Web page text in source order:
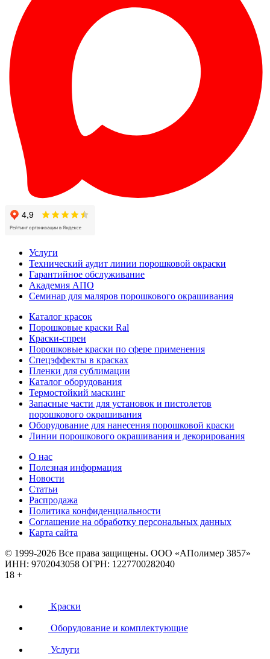
Услуги
Технический аудит линии порошковой окраски
Гарантийное обслуживание
Академия АПО
Семинар для маляров порошкового окрашивания
Каталог красок
Порошковые краски Ral
Краски-спреи
Порошковые краски по сфере применения
Спецэффекты в красках
Пленки для сублимации
Каталог оборудования
Термостойкий маскинг
Запасные части для установок и пистолетов
порошкового окрашивания
Оборудование для нанесения порошковой краски
Линии порошкового окрашивания и декорирования
О нас
Полезная информация
Новости
Статьи
Распродажа
Политика конфиденциальности
Соглашение на обработку персональных данных
Карта сайта
© 1999-2026 Все права защищены. ООО «АПолимер 3857»
ИНН: 9702043058 ОГРН: 1227700282040
18 +
Краски
Оборудование и комплектующие
Услуги